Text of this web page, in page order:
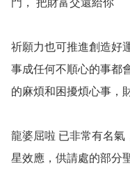
門， 把財富交還給你
祈願力也可推進創造好
事成任何不順心的事都
的麻煩和困擾煩心事，
龍婆屈啦 已非常有名氣
星效應，供請處的部分